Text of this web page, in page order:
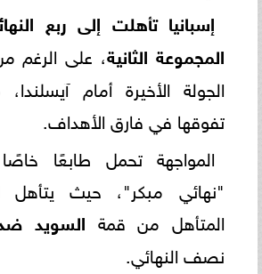
إسبانيا تأهلت إلى ربع
المجموعة الثانية، على الرغم
الجولة الأخيرة أمام
تفوقها في فارق الأهداف.
المواجهة تحمل طابعًا
"نهائي مبكر"، حيث يتأهل
المتأهل من قمة السويد
نصف النهائي.